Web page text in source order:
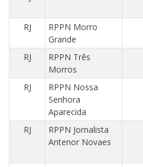
RJ
RPPN Morro
Grande
RJ
RPPN Três
Morros
RJ
RPPN Nossa
Senhora
Aparecida
RJ
RPPN Jornalista
Antenor Novaes